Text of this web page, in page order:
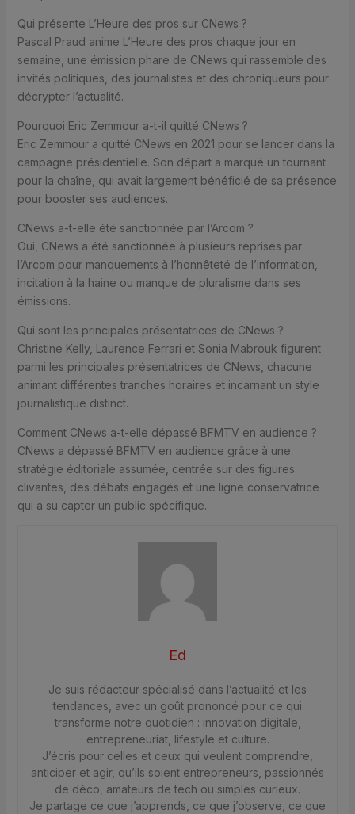
Qui présente L’Heure des pros sur CNews ?
Pascal Praud anime L’Heure des pros chaque jour en
semaine, une émission phare de CNews qui rassemble des
invités politiques, des journalistes et des chroniqueurs pour
décrypter l’actualité.
Pourquoi Eric Zemmour a-t-il quitté CNews ?
Eric Zemmour a quitté CNews en 2021 pour se lancer dans la
campagne présidentielle. Son départ a marqué un tournant
pour la chaîne, qui avait largement bénéficié de sa présence
pour booster ses audiences.
CNews a-t-elle été sanctionnée par l’Arcom ?
Oui, CNews a été sanctionnée à plusieurs reprises par
l’Arcom pour manquements à l’honnêteté de l’information,
incitation à la haine ou manque de pluralisme dans ses
émissions.
Qui sont les principales présentatrices de CNews ?
Christine Kelly, Laurence Ferrari et Sonia Mabrouk figurent
parmi les principales présentatrices de CNews, chacune
animant différentes tranches horaires et incarnant un style
journalistique distinct.
Comment CNews a-t-elle dépassé BFMTV en audience ?
CNews a dépassé BFMTV en audience grâce à une
stratégie éditoriale assumée, centrée sur des figures
clivantes, des débats engagés et une ligne conservatrice
qui a su capter un public spécifique.
Ed
Je suis rédacteur spécialisé dans l’actualité et les
tendances, avec un goût prononcé pour ce qui
transforme notre quotidien : innovation digitale,
entrepreneuriat, lifestyle et culture.
J’écris pour celles et ceux qui veulent comprendre,
anticiper et agir, qu’ils soient entrepreneurs, passionnés
de déco, amateurs de tech ou simples curieux.
Je partage ce que j’apprends, ce que j’observe, ce que